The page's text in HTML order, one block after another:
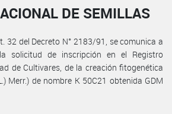
DE SEMILLAS
32 del Decreto N° 2183/91, se comunica a
solicitud de inscripción en el Registro
de Cultivares, de la creación fitogenética
Merr.) de nombre K 50C21 obtenida GDM